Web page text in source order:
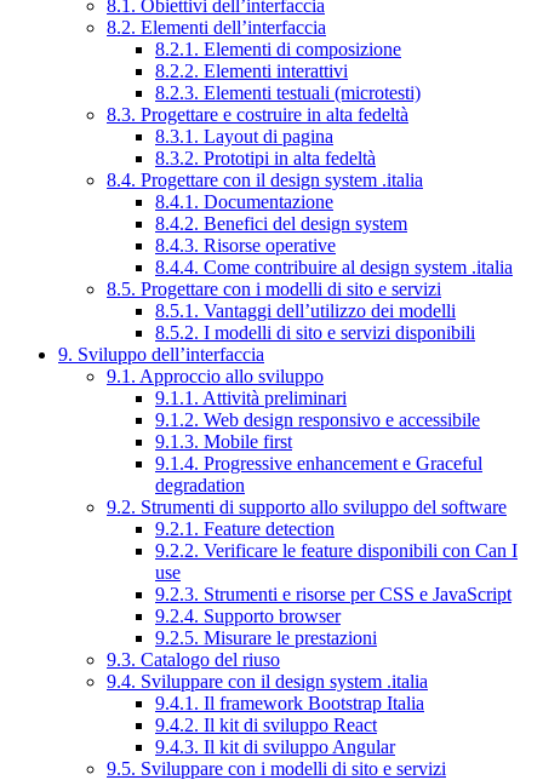
8.1. Obiettivi dell’interfaccia
8.2. Elementi dell’interfaccia
8.2.1. Elementi di composizione
8.2.2. Elementi interattivi
8.2.3. Elementi testuali (microtesti)
8.3. Progettare e costruire in alta fedeltà
8.3.1. Layout di pagina
8.3.2. Prototipi in alta fedeltà
8.4. Progettare con il design system .italia
8.4.1. Documentazione
8.4.2. Benefici del design system
8.4.3. Risorse operative
8.4.4. Come contribuire al design system .italia
8.5. Progettare con i modelli di sito e servizi
8.5.1. Vantaggi dell’utilizzo dei modelli
8.5.2. I modelli di sito e servizi disponibili
9. Sviluppo dell’interfaccia
9.1. Approccio allo sviluppo
9.1.1. Attività preliminari
9.1.2. Web design responsivo e accessibile
9.1.3. Mobile first
9.1.4. Progressive enhancement e Graceful
degradation
9.2. Strumenti di supporto allo sviluppo del software
9.2.1. Feature detection
9.2.2. Verificare le feature disponibili con Can I
use
9.2.3. Strumenti e risorse per CSS e JavaScript
9.2.4. Supporto browser
9.2.5. Misurare le prestazioni
9.3. Catalogo del riuso
9.4. Sviluppare con il design system .italia
9.4.1. Il framework Bootstrap Italia
9.4.2. Il kit di sviluppo React
9.4.3. Il kit di sviluppo Angular
9.5. Sviluppare con i modelli di sito e servizi